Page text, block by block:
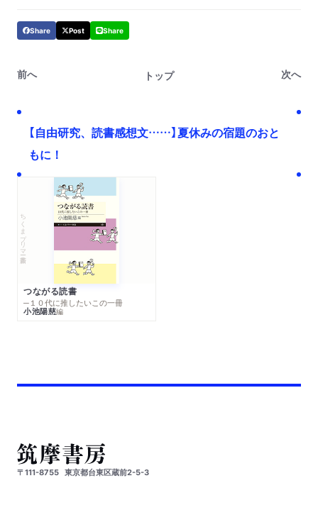
Share Post Share
前へ トップ 次へ
【自由研究、読書感想文……】夏休みの宿題のおと
もに！
ちくまプリマー新書
つながる読書
─１０代に推したいこの一冊
小池陽慈編
〒111-8755 東京都台東区蔵前2-5-3